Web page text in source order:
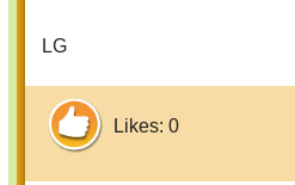
LG
Likes: 0